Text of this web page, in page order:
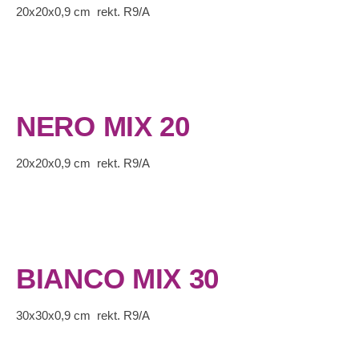
20x20x0,9 cm rekt. R9/A
NERO MIX 20
20x20x0,9 cm rekt. R9/A
BIANCO MIX 30
30x30x0,9 cm rekt. R9/A